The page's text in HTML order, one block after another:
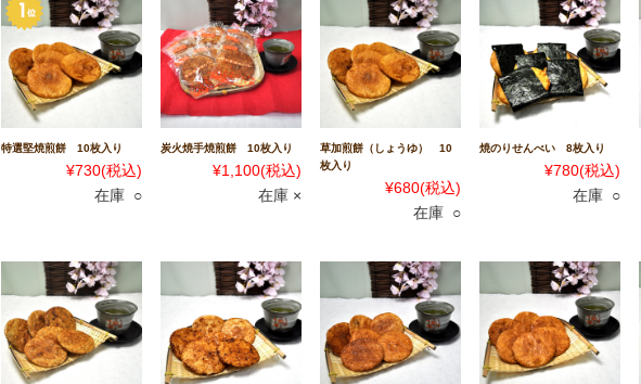
特選堅焼煎餅 10枚入り
¥730(税込)
在庫 ○
炭火焼手焼煎餅 10枚入り
¥1,100(税込)
在庫 ×
草加煎餅（しょうゆ） 10
枚入り
¥680(税込)
在庫 ○
焼のりせんべい 8枚入り
¥780(税込)
在庫 ○